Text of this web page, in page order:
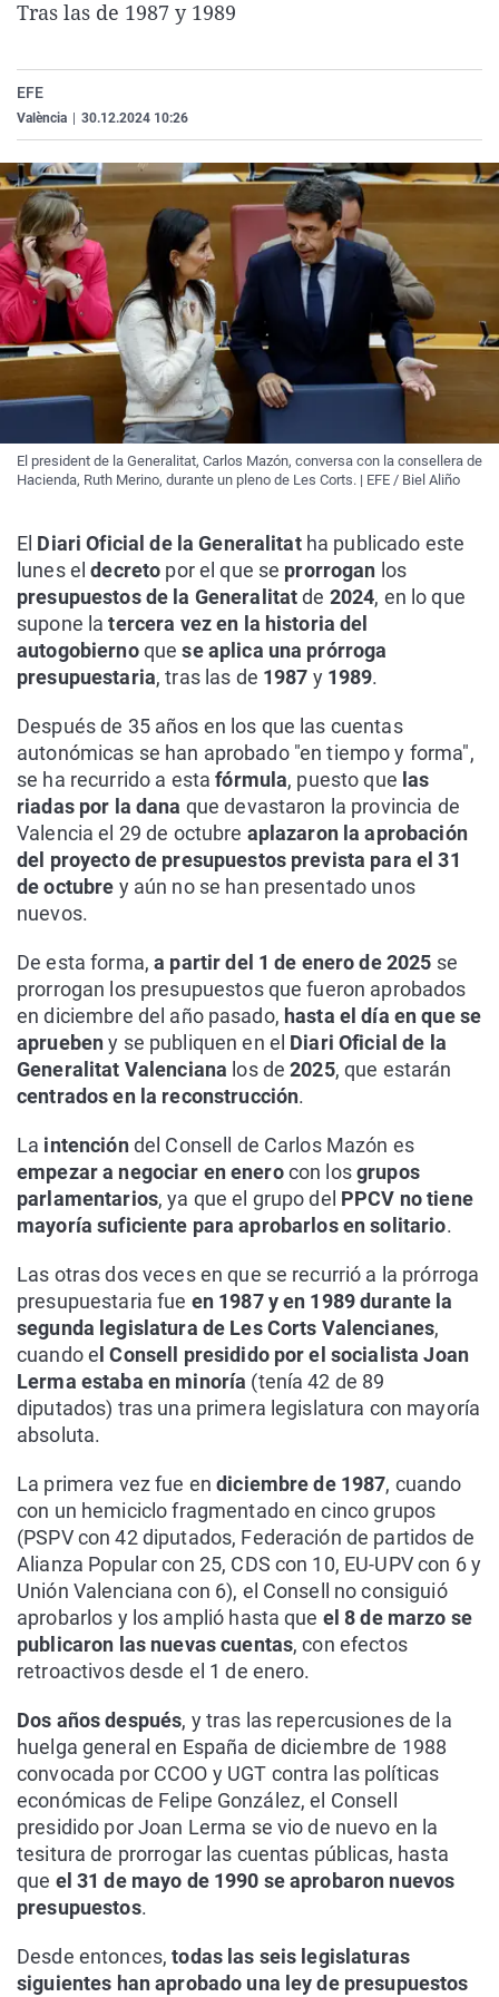
Operación Viuda
Navarra
País Vasco
Tras las de 1987 y 1989
EFE
València 30.12.2024 10:26
El president de la Generalitat, Carlos Mazón, conversa con la consellera de
Hacienda, Ruth Merino, durante un pleno de Les Corts. | EFE / Biel Aliño
El Diari Oficial de la Generalitatha publicado este
lunes eldecreto por el que se prorrogan los
presupuestos de la Generalitatde 2024, en lo que
supone la tercera vez en la historia del
autogobiernoquese aplica una prórroga
presupuestaria, tras las de 1987 y 1989.
Después de 35 años en los que las cuentas
autonómicas se han aprobado "en tiempo y forma",
se ha recurrido a estafórmula, puesto que las
riadas por la dana que devastaron la provincia de
Valencia el 29 de octubre aplazaron la aprobación
del proyecto de presupuestos prevista para el 31
de octubre y aún no se han presentado unos
nuevos.
De esta forma,a partir del 1 de enero de 2025 se
prorrogan los presupuestos que fueron aprobados
en diciembre del año pasado, hasta el día en que se
apruebeny se publiquen en el Diari Oficial de la
Generalitat Valenciana los de2025, que estarán
centrados en la reconstrucción.
La intencióndel Consell de Carlos Mazón es
empezar a negociar en enerocon losgrupos
parlamentarios, ya que el grupo del PPCV no tiene
mayoría suficiente para aprobarlos en solitario.
Las otras dos veces en que se recurrió a la prórroga
presupuestaria fue en 1987 y en 1989 durante la
segunda legislatura de Les Corts Valencianes,
cuando e l Consell presidido por el socialista Joan
Lerma estaba en minoría (tenía 42 de 89
diputados) tras una primera legislatura con mayoría
absoluta.
La primera vez fue endiciembre de 1987, cuando
con un hemiciclo fragmentado en cinco grupos
(PSPV con 42 diputados, Federación de partidos de
Alianza Popular con 25, CDS con 10, EU-UPV con 6 y
Unión Valenciana con 6), el Consell no consiguió
aprobarlos y los amplió hasta que el 8 de marzo se
publicaron las nuevas cuentas, con efectos
retroactivos desde el 1 de enero.
Dos años después, y tras las repercusiones de la
huelga general en España de diciembre de 1988
convocada por CCOO y UGT contra las políticas
económicas de Felipe González, el Consell
presidido por Joan Lerma se vio de nuevo en la
tesitura de prorrogar las cuentas públicas, hasta
que el 31 de mayo de 1990 se aprobaron nuevos
presupuestos.
Desde entonces,todas las seis legislaturas
siguientes han aprobado una ley de presupuestos